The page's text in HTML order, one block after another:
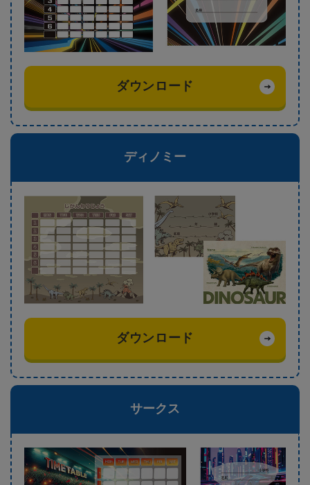
ダウンロード
ディノミー
ダウンロード
サークス